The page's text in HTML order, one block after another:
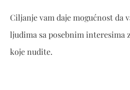
Ciljanje vam daje mogućnost da
ljudima sa posebnim interesima
koje nudite.